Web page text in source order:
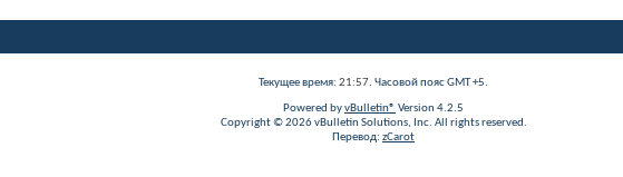
Текущее время: 21:57. Часовой пояс GMT +5.
Powered byvBulletin® Version 4.2.5
Copyright © 2026 vBulletin Solutions, Inc. All rights reserved.
Перевод: zCarot